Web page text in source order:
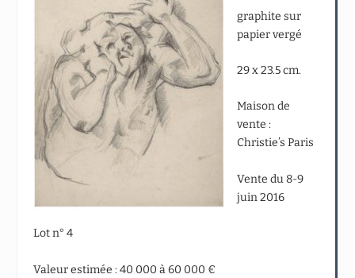
graphite sur
papier vergé
29 x 23.5 cm.
Maison de
vente :
Christie’s Paris
Vente du 8-9
juin 2016
Lot n° 4
Valeur estimée : 40 000 à 60 000 €